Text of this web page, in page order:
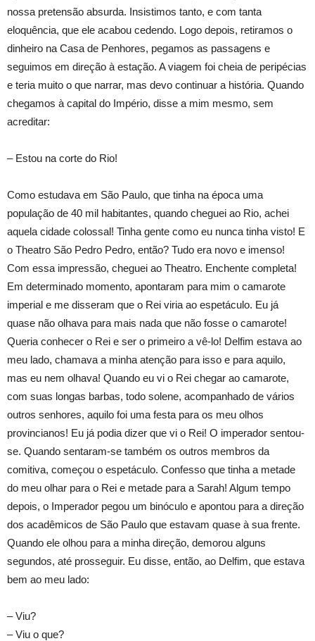
nossa pretensão absurda. Insistimos tanto, e com tanta
eloquência, que ele acabou cedendo. Logo depois, retiramos o
dinheiro na Casa de Penhores, pegamos as passagens e
seguimos em direção à estação. A viagem foi cheia de peripécias
e teria muito o que narrar, mas devo continuar a história. Quando
chegamos à capital do Império, disse a mim mesmo, sem
acreditar:
– Estou na corte do Rio!
Como estudava em São Paulo, que tinha na época uma
população de 40 mil habitantes, quando cheguei ao Rio, achei
aquela cidade colossal! Tinha gente como eu nunca tinha visto! E
o Theatro São Pedro Pedro, então? Tudo era novo e imenso!
Com essa impressão, cheguei ao Theatro. Enchente completa!
Em determinado momento, apontaram para mim o camarote
imperial e me disseram que o Rei viria ao espetáculo. Eu já
quase não olhava para mais nada que não fosse o camarote!
Queria conhecer o Rei e ser o primeiro a vê-lo! Delfim estava ao
meu lado, chamava a minha atenção para isso e para aquilo,
mas eu nem olhava! Quando eu vi o Rei chegar ao camarote,
com suas longas barbas, todo solene, acompanhado de vários
outros senhores, aquilo foi uma festa para os meu olhos
provincianos! Eu já podia dizer que vi o Rei! O imperador sentou-
se. Quando sentaram-se também os outros membros da
comitiva, começou o espetáculo. Confesso que tinha a metade
do meu olhar para o Rei e metade para a Sarah! Algum tempo
depois, o Imperador pegou um binóculo e apontou para a direção
dos acadêmicos de São Paulo que estavam quase à sua frente.
Quando ele olhou para a minha direção, demorou alguns
segundos, até prosseguir. Eu disse, então, ao Delfim, que estava
bem ao meu lado:
– Viu?
– Viu o que?